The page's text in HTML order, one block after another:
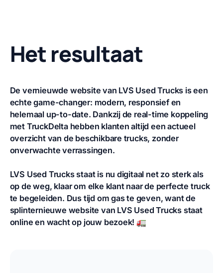
Het resultaat
De vernieuwde website van LVS Used Trucks is een
echte game-changer: modern, responsief en
helemaal up-to-date. Dankzij de real-time koppeling
met TruckDelta hebben klanten altijd een actueel
overzicht van de beschikbare trucks, zonder
onverwachte verrassingen.
LVS Used Trucks staat is nu digitaal net zo sterk als
op de weg, klaar om elke klant naar de perfecte truck
te begeleiden. Dus tijd om gas te geven, want de
splinternieuwe website van LVS Used Trucks staat
online en wacht op jouw bezoek!🚛